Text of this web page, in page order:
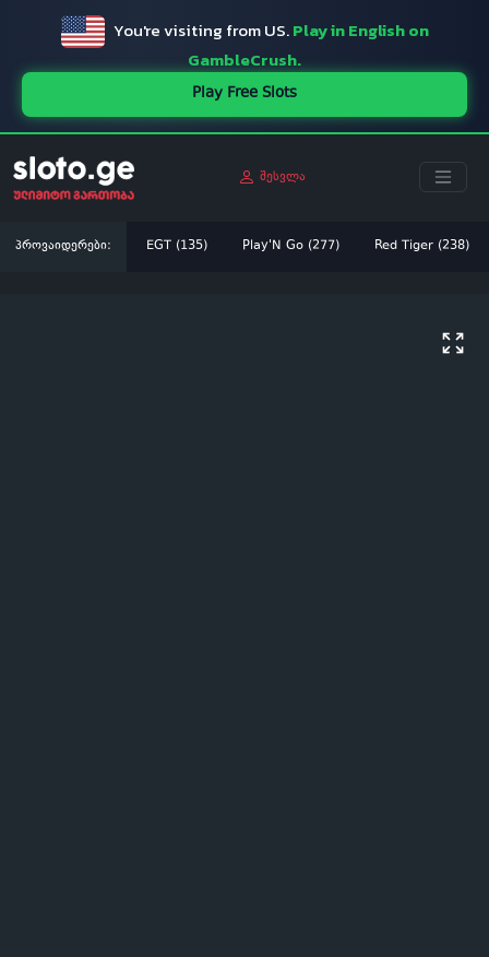
You're visiting from US.Play in English on
GambleCrush.
Play Free Slots
შესვლა
პროვაიდერები: EGT (135) Play'N Go (277) Red Tiger (238)